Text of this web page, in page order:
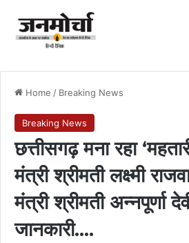
Home / Breaking News
Breaking News
छत्तीसगढ़ मना रहा
मंत्री श्रीमती लक्ष्मी
मंत्री श्रीमती अन्नपूर्णा
जानकारी….